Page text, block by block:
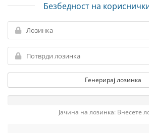
Безбедност на
Генерирај лозинка
Јачина на лозинка: Внесете